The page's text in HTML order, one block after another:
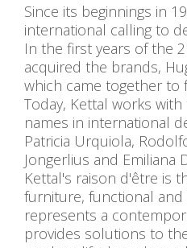
Since its beginnings in
international calling to
In the first years of the
acquired the brands,
which came together to
Today, Kettal works
names in international
Patricia Urquiola,
Jongerlius and Emiliana
Kettal's raison d'être is
furniture, functional and
represents a
provides solutions to